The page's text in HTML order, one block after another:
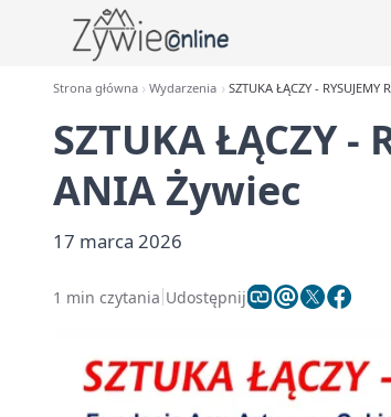
Strona główna Wydarzenia SZTUKA ŁĄCZY -
SZTUKA ŁĄCZY -
ANIA Żywiec
17 marca 2026
1 min czytania Udostępnij